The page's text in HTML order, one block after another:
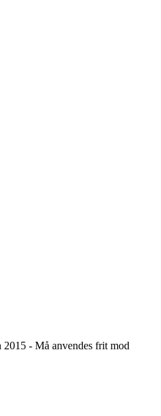
- Må anvendes frit mod